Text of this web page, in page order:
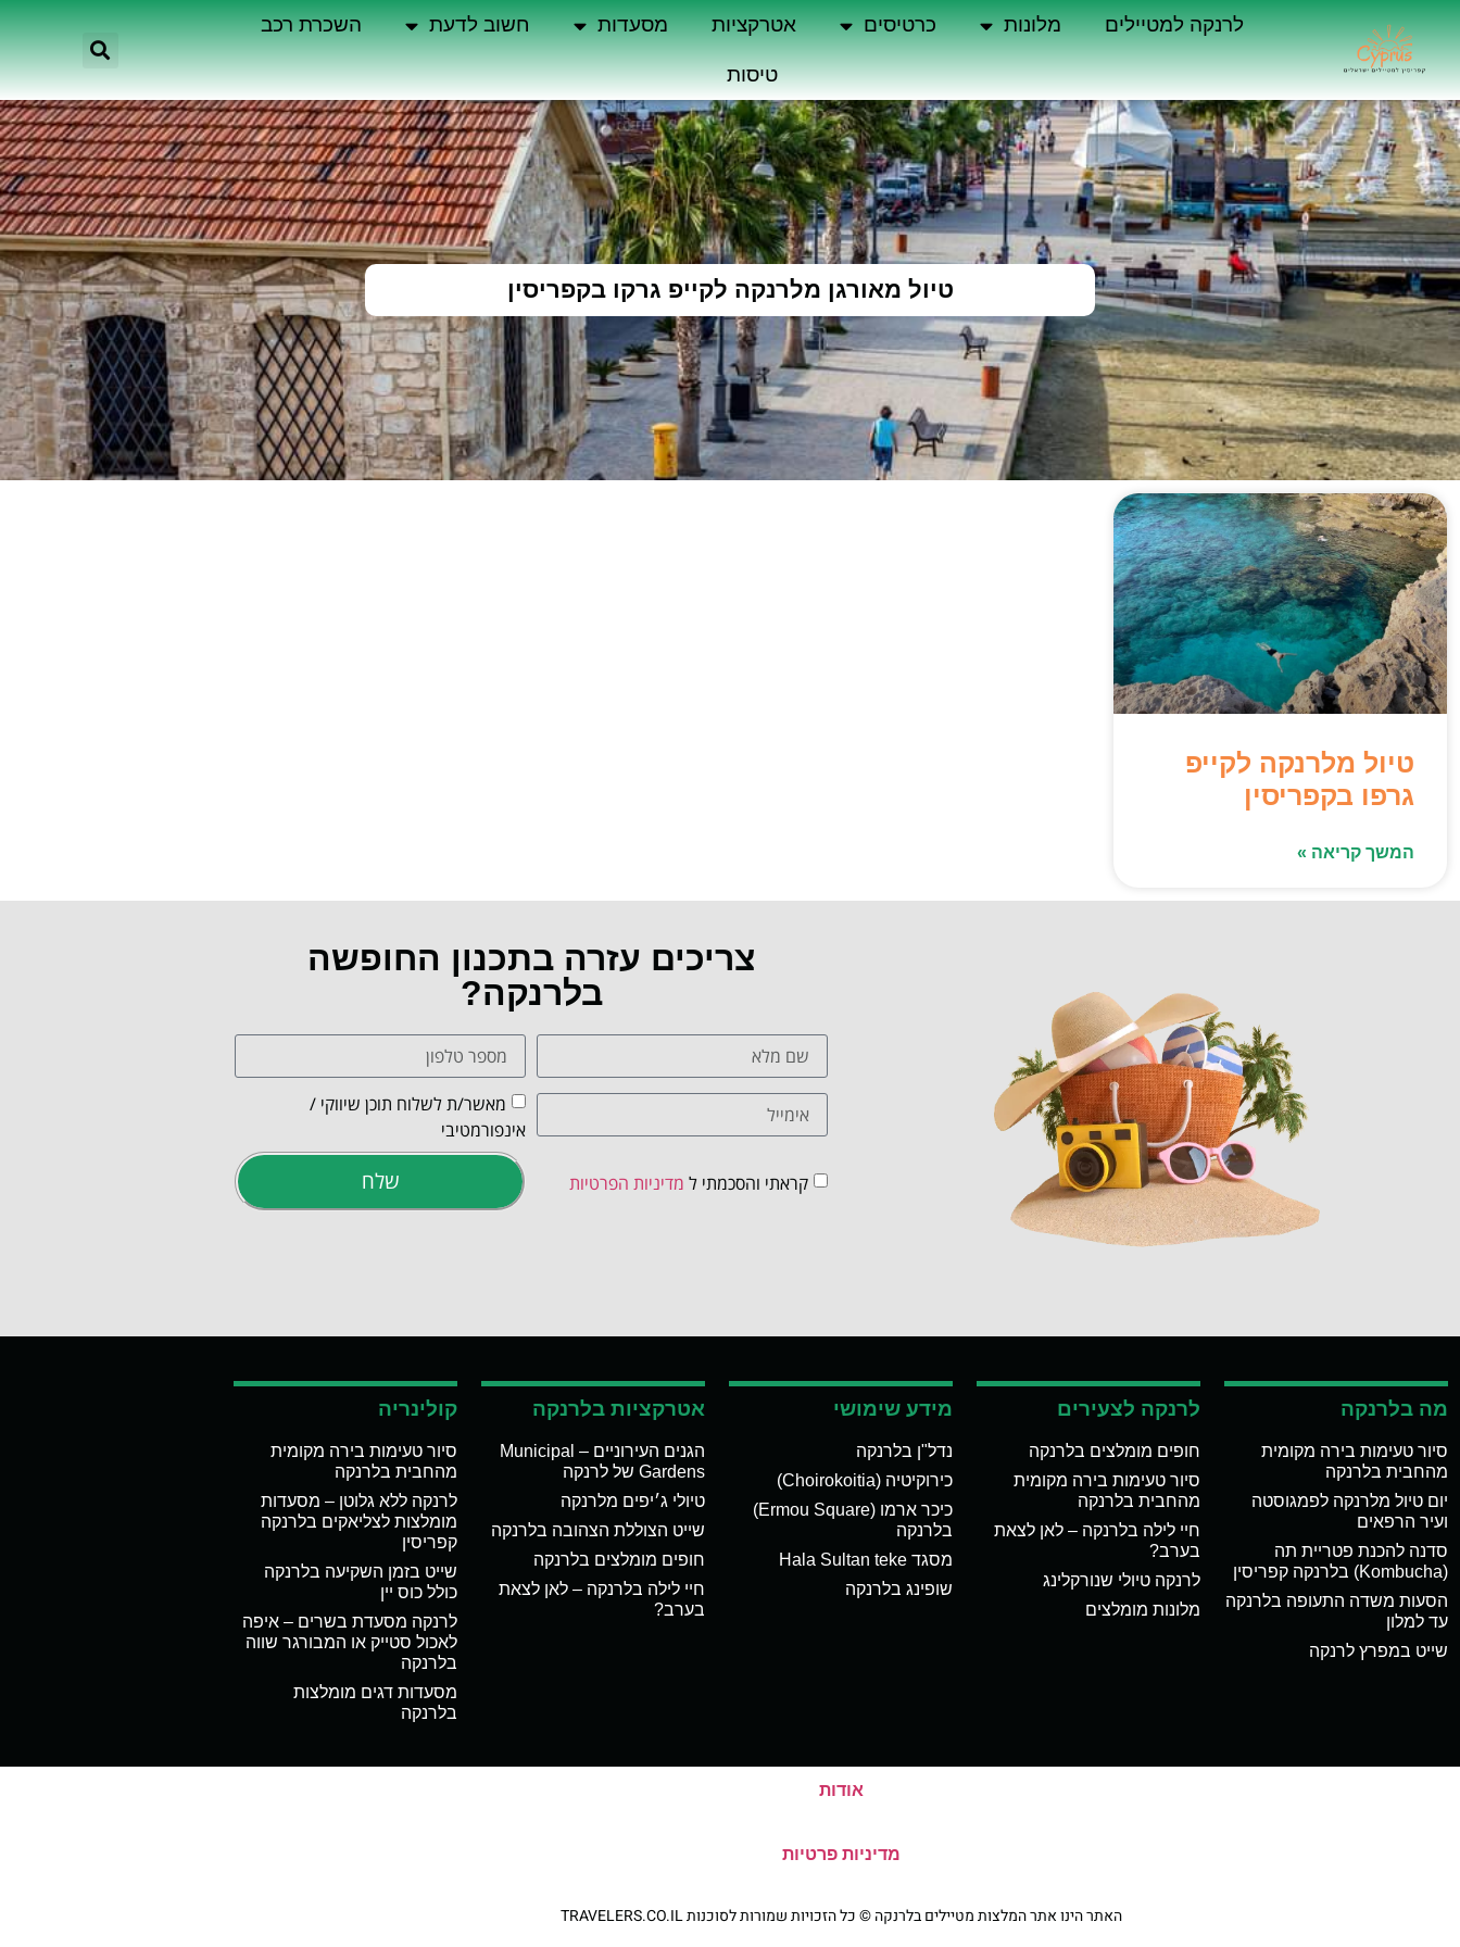
לרנקה למטיילים מלונות כרטיסים אטרקציות מסעדות חשוב לדעת השכרת רכב
טיסות
טיול מאורגן מלרנקה לקייפ גרקו בקפריסין
טיול מלרנקה לקייפ
גרפו בקפריסין
המשך קריאה »
צריכים עזרה בתכנון החופשה
בלרנקה?
מאשר/ת לשלוח תוכן שיווקי /
אינפורמטיבי
קראתי והסכמתי ל מדיניות הפרטיות שלח
מה בלרנקה
סיור טעימות בירה מקומית
מהחבית בלרנקה
יום טיול מלרנקה לפמגוסטה
ועיר הרפאים
סדנה להכנת פטריית תה
(Kombucha) בלרנקה קפריסין
הסעות משדה התעופה בלרנקה
עד למלון
שייט במפרץ לרנקה
לרנקה לצעירים
חופים מומלצים בלרנקה
סיור טעימות בירה מקומית
מהחבית בלרנקה
חיי לילה בלרנקה – לאן לצאת
בערב?
לרנקה טיולי שנורקלינג
מלונות מומלצים
מידע שימושי
נדל"ן בלרנקה
כירוקיטיה (Choirokoitia)
כיכר ארמו (Ermou Square)
בלרנקה
מסגד Hala Sultan teke
שופינג בלרנקה
אטרקציות בלרנקה
הגנים העירוניים – Municipal
Gardens של לרנקה
טיולי ג׳יפים מלרנקה
שייט הצוללת הצהובה בלרנקה
חופים מומלצים בלרנקה
חיי לילה בלרנקה – לאן לצאת
בערב?
קולינריה
סיור טעימות בירה מקומית
מהחבית בלרנקה
לרנקה ללא גלוטן – מסעדות
מומלצות לצליאקים בלרנקה
קפריסין
שייט בזמן השקיעה בלרנקה
כולל כוס יין
לרנקה מסעדת בשרים – איפה
לאכול סטייק או המבורגר שווה
בלרנקה
מסעדות דגים מומלצות
בלרנקה
אודות
מדיניות פרטיות
האתר הינו אתר המלצות מטיילים בלרנקה © כל הזכויות שמורות לסוכנות TRAVELERS.CO.IL